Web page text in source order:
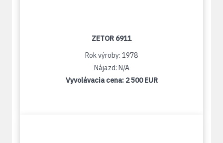
ZETOR 6911
Rok výroby: 1978
Nájazd: N/A
Vyvolávacia cena: 2 500 EUR